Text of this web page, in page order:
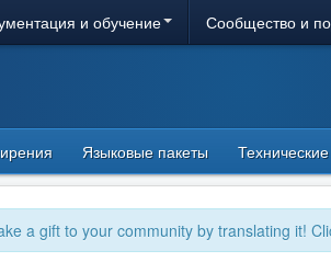
и обучение Сообщество и
Языковые пакеты
a gift to your community by translating it!